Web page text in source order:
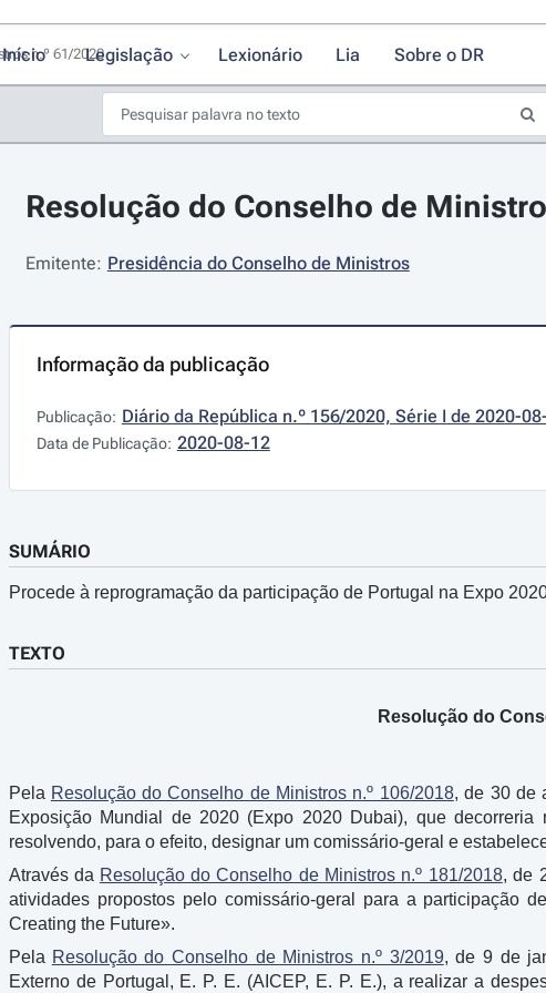
Início Legislação Lexionário Lia Sobre o DR
Resolução do Conselho de Ministros n.º 61/2020
Resolução do Conselho de
Emitente: Presidência do Conselho de Ministros
Informação da publicação
Publicação: Diário da República n.º 156/2020, Série I de 2020-
Data de Publicação: 2020-08-12
SUMÁRIO
Procede à reprogramação da participação de Portugal na Expo
TEXTO
Resolução do
Pela Resolução do Conselho de Ministros n.º 106/2018, de 30 de
Exposição Mundial de 2020 (Expo 2020 Dubai), que
resolvendo, para o efeito, designar um comissário-geral e
Através da Resolução do Conselho de Ministros n.º 181/2018, de
atividades propostos pelo comissário-geral para a participação
Creating the Future».
Pela Resolução do Conselho de Ministros n.º 3/2019, de 9 de
Externo de Portugal, E. P. E. (AICEP, E. P. E.), a realizar a